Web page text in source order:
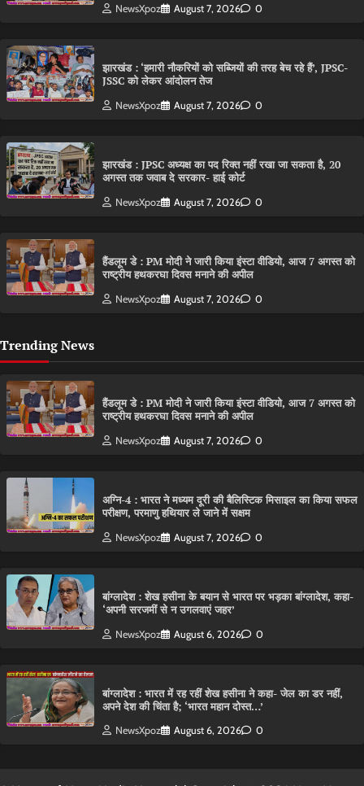
NewsXpoz August 7, 2026 0
झारखंड : ‘हमारी नौकरियों को सब्जियों की तरह बेच रहे हैं’, JPSC-
JSSC को लेकर आंदोलन तेज
NewsXpoz August 7, 2026 0
झारखंड : JPSC अध्यक्ष का पद रिक्त नहीं रखा जा सकता है, 20
अगस्त तक जवाब दे सरकार- हाई कोर्ट
NewsXpoz August 7, 2026 0
हैंडलूम डे : PM मोदी ने जारी किया इंस्टा वीडियो, आज 7 अगस्त को
राष्ट्रीय हथकरघा दिवस मनाने की अपील
NewsXpoz August 7, 2026 0
Trending News
हैंडलूम डे : PM मोदी ने जारी किया इंस्टा वीडियो, आज 7 अगस्त को
राष्ट्रीय हथकरघा दिवस मनाने की अपील
NewsXpoz August 7, 2026 0
अग्नि-4 : भारत ने मध्यम दूरी की बैलिस्टिक मिसाइल का किया सफल
परीक्षण, परमाणु हथियार ले जाने में सक्षम
NewsXpoz August 7, 2026 0
बांग्लादेश : शेख हसीना के बयान से भारत पर भड़का बांग्लादेश, कहा-
‘अपनी सरजमीं से न उगलवाएं जहर’
NewsXpoz August 6, 2026 0
बांग्लादेश : भारत में रह रहीं शेख हसीना ने कहा- जेल का डर नहीं,
अपने देश की चिंता है; ‘भारत महान दोस्त…’
NewsXpoz August 6, 2026 0